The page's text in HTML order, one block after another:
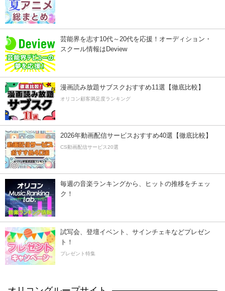
芸能界を志す10代～20代を応援！オーディション・
スクール情報はDeview
漫画読み放題サブスクおすすめ11選【徹底比較】
オリコン顧客満足度ランキング
2026年動画配信サービスおすすめ40選【徹底比較】
CS動画配信サービス20選
毎週の音楽ランキングから、ヒットの推移をチェッ
ク！
試写会、登壇イベント、サインチェキなどプレゼン
ト！
プレゼント特集